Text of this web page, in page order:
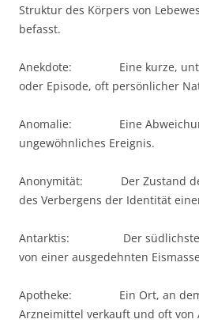
Struktur des Körpers von
befasst.
Anekdote: Eine kurze,
oder Episode, oft persönlicher
Anomalie: Eine Abweichung
ungewöhnliches Ereignis.
Anonymität: Der Zustand
des Verbergens der Identität
Antarktis: Der südlichste
von einer ausgedehnten
Apotheke: Ein Ort, an dem
Arzneimittel verkauft und oft von